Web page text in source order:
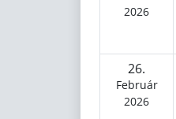
2026
26.
Február
2026